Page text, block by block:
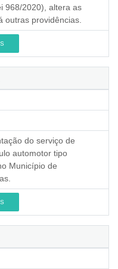
968/2020), altera as
outras providências.
do serviço de
automotor tipo
Município de